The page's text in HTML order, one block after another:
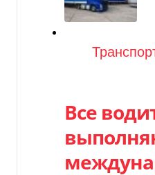
Категория
Все